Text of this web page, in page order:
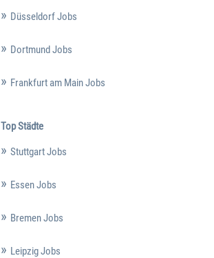
Düsseldorf Jobs
Dortmund Jobs
Frankfurt am Main Jobs
Top Städte
Stuttgart Jobs
Essen Jobs
Bremen Jobs
Leipzig Jobs